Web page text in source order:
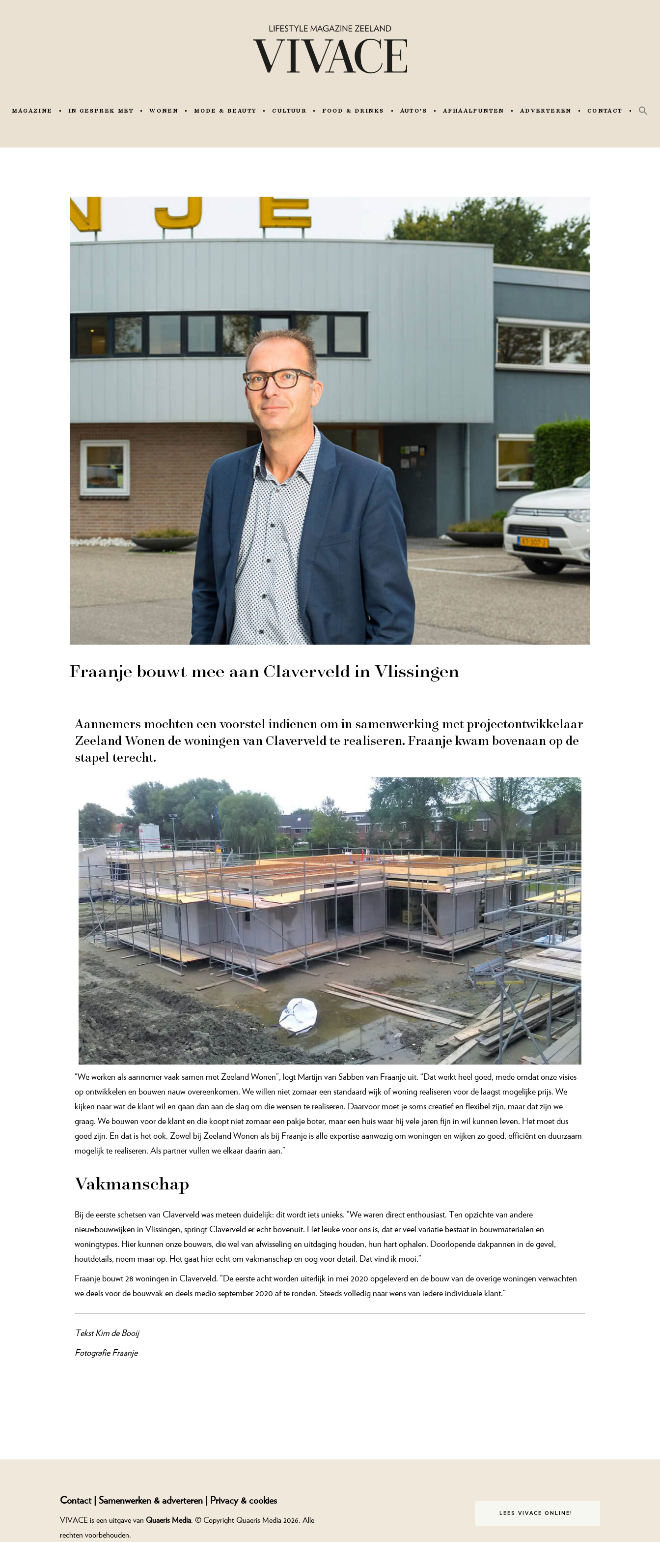
MAGAZINE IN GESPREK MET WONEN MODE & BEAUTY CULTUUR FOOD & DRINKS AUTO’S AFHAALPUNTEN ADVERTEREN CONTACT
Fraanje bouwt mee aan Claverveld in Vlissingen
Aannemers mochten een voorstel indienen om in samenwerking met projectontwikkelaar
Zeeland Wonen de woningen van Claverveld te realiseren. Fraanje kwam bovenaan op de
stapel terecht.
“We werken als aannemer vaak samen met Zeeland Wonen”, legt Martijn van Sabben van Fraanje uit. “Dat werkt heel goed, mede omdat onze visies
op ontwikkelen en bouwen nauw overeenkomen. We willen niet zomaar een standaard wijk of woning realiseren voor de laagst mogelijke prijs. We
kijken naar wat de klant wil en gaan dan aan de slag om die wensen te realiseren. Daarvoor moet je soms creatief en flexibel zijn, maar dat zijn we
graag. We bouwen voor de klant en die koopt niet zomaar een pakje boter, maar een huis waar hij vele jaren fijn in wil kunnen leven. Het moet dus
goed zijn. En dat is het ook. Zowel bij Zeeland Wonen als bij Fraanje is alle expertise aanwezig om woningen en wijken zo goed, efficiënt en duurzaam
mogelijk te realiseren. Als partner vullen we elkaar daarin aan.”
Vakmanschap
Bij de eerste schetsen van Claverveld was meteen duidelijk: dit wordt iets unieks. “We waren direct enthousiast. Ten opzichte van andere
nieuwbouwwijken in Vlissingen, springt Claverveld er echt bovenuit. Het leuke voor ons is, dat er veel variatie bestaat in bouwmaterialen en
woningtypes. Hier kunnen onze bouwers, die wel van afwisseling en uitdaging houden, hun hart ophalen. Doorlopende dakpannen in de gevel,
houtdetails, noem maar op. Het gaat hier echt om vakmanschap en oog voor detail. Dat vind ik mooi.”
Fraanje bouwt 28 woningen in Claverveld. “De eerste acht worden uiterlijk in mei 2020 opgeleverd en de bouw van de overige woningen verwachten
we deels voor de bouwvak en deels medio september 2020 af te ronden. Steeds volledig naar wens van iedere individuele klant.”
TekstKim de Booij
FotografieFraanje
Contact | Samenwerken & adverteren | Privacy & cookies
VIVACE is een uitgave van Quaeris Media. © Copyright Quaeris Media 2026. Alle
rechten voorbehouden.
LEES VIVACE ONLINE!